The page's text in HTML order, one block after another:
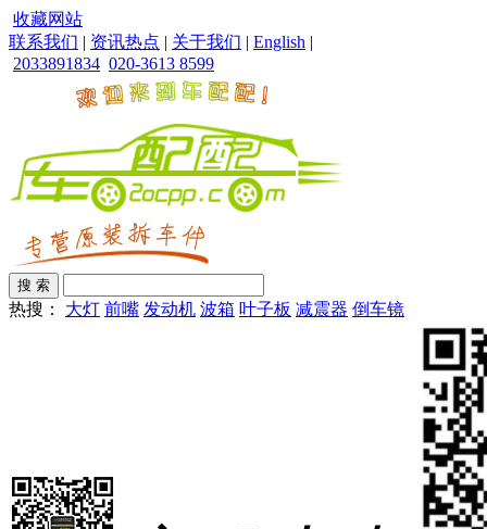
收藏网站
联系我们 | 资讯热点 | 关于我们 | English |
2033891834 020-3613 8599
热搜： 大灯 前嘴 发动机 波箱 叶子板 减震器 倒车镜